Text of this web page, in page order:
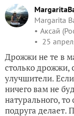
Margarita
Аксай
25
Дрожжи не те в
столько дрожжи,
улучшители.
ничего вам не
натурального,
подруга делает.